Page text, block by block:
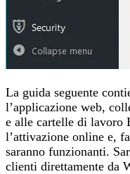
La guida seguente
l’applicazione web,
e alle cartelle di lavoro
l’attivazione online e,
saranno funzionanti.
clienti direttamente da